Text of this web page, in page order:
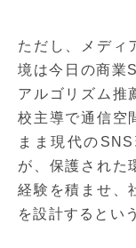
ただし、メディ
境は今日の商業
アルゴリズム推
校主導で通信空
まま現代の
が、保護された
経験を積ませ、
を設計するとい